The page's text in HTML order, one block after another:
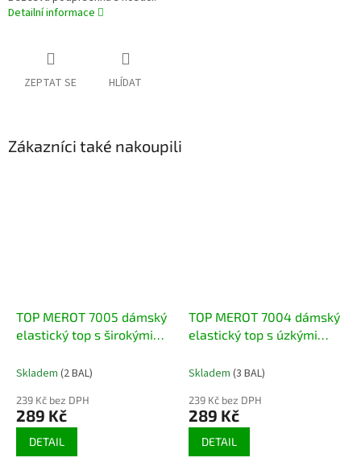
Detailní informace
ZEPTAT SE HLÍDAT
Zákazníci také nakoupili
TOP MEROT 7005 dámský
elastický top s širokými
Skladem (2 BAL)
239 Kč bez DPH
289 Kč
DETAIL
TOP MEROT 7004 dámský
elastický top s úzkými
Skladem (3 BAL)
239 Kč bez DPH
289 Kč
DETAIL